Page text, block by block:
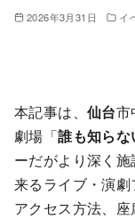
2026年3月31日 イ
本記事は、 仙台市
劇場「誰も知ら
ーだがより深く
来るライブ・演劇
アクセス方法、